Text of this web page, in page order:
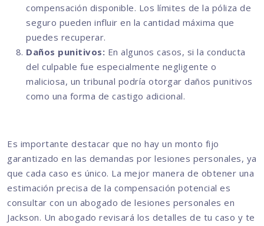
compensación disponible. Los límites de la póliza de
seguro pueden influir en la cantidad máxima que
puedes recuperar.
Daños punitivos: En algunos casos, si la conducta
del culpable fue especialmente negligente o
maliciosa, un tribunal podría otorgar daños punitivos
como una forma de castigo adicional.
Es importante destacar que no hay un monto fijo
garantizado en las demandas por lesiones personales, ya
que cada caso es único. La mejor manera de obtener una
estimación precisa de la compensación potencial es
consultar con un abogado de lesiones personales en
Jackson. Un abogado revisará los detalles de tu caso y te